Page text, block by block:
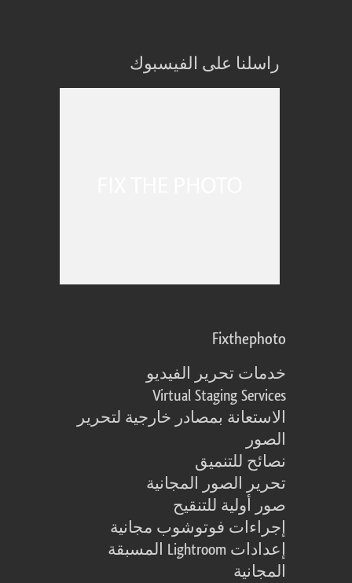
راسلنا على الفيسبوك
Fixthephoto
خدمات تحرير الفيديو
Virtual Staging Services
الاستعانة بمصادر خارجية لتحرير
الصور
نصائح للتنميق
تحرير الصور المجانية
صور أولية للتنقيح
إجراءات فوتوشوب مجانية
إعدادات Lightroom المسبقة
المجانية